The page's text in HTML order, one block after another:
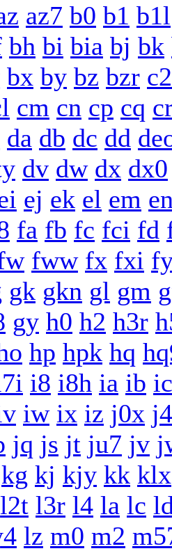
az7 b0 b1 b1l
bh bi bia bj bk
bx by bz bzr c2
cm cn cp cq
da db dc dd
dv dw dx dx0
ej ek el em
fa fb fc fci fd
fww fx fxi
gk gkn gl gm
gy h0 h2 h3r
hp hpk hq
i8 i8h ia ib ic
iw ix iz j0x
jq js jt ju7 jv
kg kj kjy kk klx
l2t l3r l4 la lc
lz m0 m2